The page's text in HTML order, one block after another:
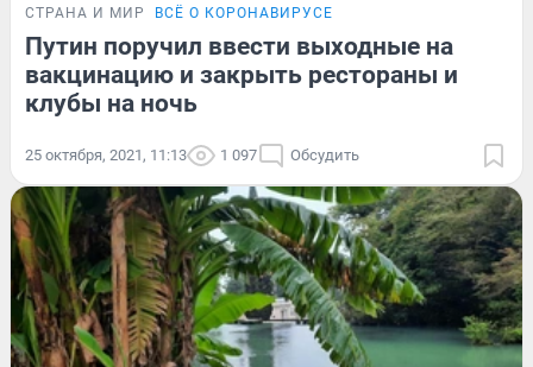
СТРАНА И МИР ВСЁ О КОРОНАВИРУСЕ
Путин поручил ввести выходные на
вакцинацию и закрыть рестораны и
клубы на ночь
25 октября, 2021, 11:13 1 097 Обсудить